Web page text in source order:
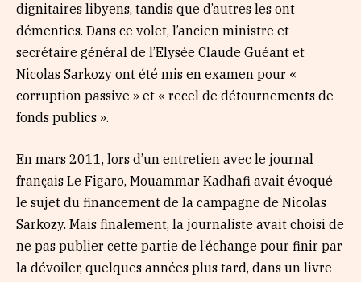
dignitaires libyens, tandis que d’autres les ont
démenties. Dans ce volet, l’ancien ministre et
secrétaire général de l’Elysée Claude Guéant et
Nicolas Sarkozy ont été mis en examen pour «
corruption passive » et « recel de détournements de
fonds publics ».
En mars 2011, lors d’un entretien avec le journal
français Le Figaro, Mouammar Kadhafi avait évoqué
le sujet du financement de la campagne de Nicolas
Sarkozy. Mais finalement, la journaliste avait choisi de
ne pas publier cette partie de l’échange pour finir par
la dévoiler, quelques années plus tard, dans un livre